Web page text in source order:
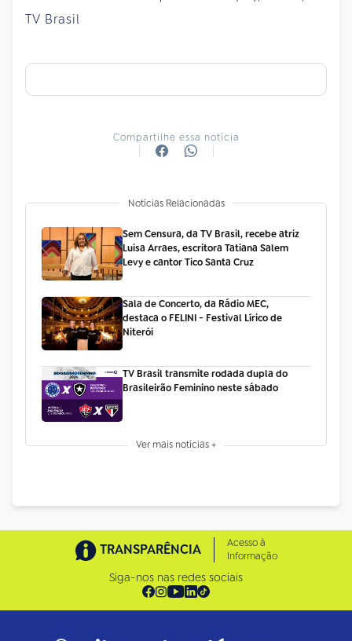
TV Brasil
Compartilhe essa notícia
Notícias Relacionadas
Sem Censura, da TV Brasil, recebe atriz
Luisa Arraes, escritora Tatiana Salem
Levy e cantor Tico Santa Cruz
Sala de Concerto, da Rádio MEC,
destaca o FELINI - Festival Lírico de
Niterói
TV Brasil transmite rodada dupla do
Brasileirão Feminino neste sábado
Ver mais notícias +
TRANSPARÊNCIA
Acesso à
Informação
Siga-nos nas redes sociais